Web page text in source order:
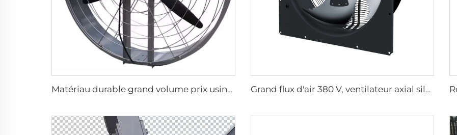
Matériau durable grand volume prix usine haute qualité ventilateur rond mural de 950 mm pour étables Grand flux d'air 380 V, ventilateur axial silencieux - Solution de ventilation industrielle étanche IP66